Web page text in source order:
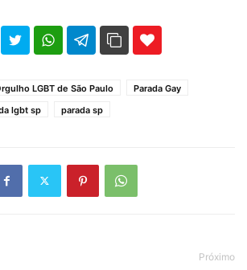
102 35
LGBT de São Paulo
Parada Gay
lgbt sp parada sp
Próximo